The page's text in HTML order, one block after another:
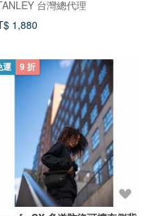
台灣總代理
1,880
運 9 折